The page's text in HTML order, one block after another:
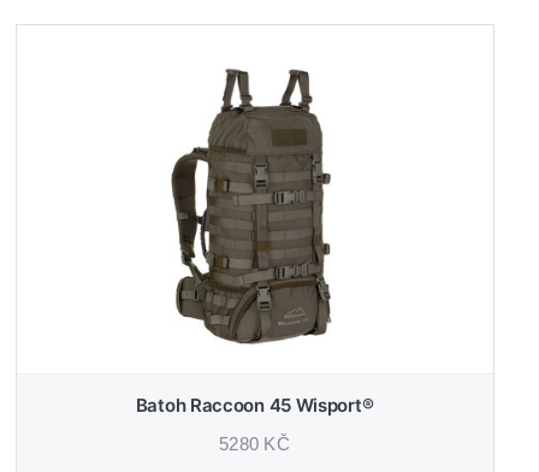
Batoh Raccoon 45 Wisport®
5280 KČ